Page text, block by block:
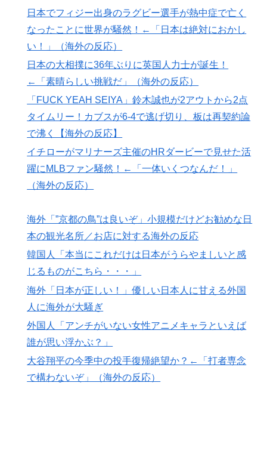
当のベッドサッカーだ」
海外「日本のこの場所は現実とは思えないレベルで美し
い…！」外国人が感動する日本の景色とは・・・？【海
外の反応】
▶ 3.1節がある月なのに…3月のカレンダーに日本の富士
山・大阪城・桜が描かれ物議＝韓国の反応
▶ 韓国人「日本の柴犬くん散歩中の暑さに耐えられなかっ
た結果」
▶ 韓国人「日本がここまでの観光大国に発展した本当の理
由がこちら…」→「昔から日本は愛されてた…（ﾌﾞﾙﾌﾞ
ﾙ」＝韓国の反応
武装組織が主張。
▶ 【夏の風物詩】「うるさい」で消える?“盆踊り”存続の
危機 会場数は20年で半減 騒音対策で“サイレント盆
ダンス”も
▶ 海外「”京都の鳥”は良いぞ」小規模だけどお勧めな日本
の観光名所／お店に対する海外の反応
日本でフィジー出身のラグビー選手が熱中症で亡く
なったことに世界が騒然！←「日本は絶対におかし
い！」（海外の反応）
日本の大相撲に36年ぶりに英国人力士が誕生！
←「素晴らしい挑戦だ」（海外の反応）
「FUCK YEAH SEIYA」鈴木誠也が2アウトから2点
タイムリー！カブスが6-4で逃げ切り、板は再契約論
で沸く【海外の反応】
イチローがマリナーズ主催のHRダービーで見せた活
躍にMLBファン騒然！←「一体いくつなんだ！」
（海外の反応）
海外「”京都の鳥”は良いぞ」小規模だけどお勧めな日
本の観光名所／お店に対する海外の反応
韓国人「本当にこれだけは日本がうらやましいと感
じるものがこちら・・・」
海外「日本が正しい！」優しい日本人に甘える外国
人に海外が大騒ぎ
外国人「アンチがいない女性アニメキャラといえば
誰が思い浮かぶ？」
大谷翔平の今季中の投手復帰絶望か？←「打者専念
で構わないぞ」（海外の反応）